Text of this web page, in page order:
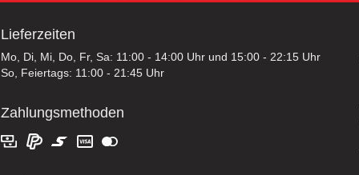
Lieferzeiten
Mo, Di, Mi, Do, Fr, Sa: 11:00 - 14:00 Uhr und 15:00 - 22:15 Uhr
So, Feiertags: 11:00 - 21:45 Uhr
Zahlungsmethoden